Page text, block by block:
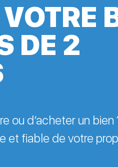
DE 2
ou d’acheter un
et fiable de votre